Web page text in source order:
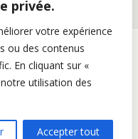
privée.
votre expérience
ou des contenus
En cliquant sur «
utilisation des
Accepter tout